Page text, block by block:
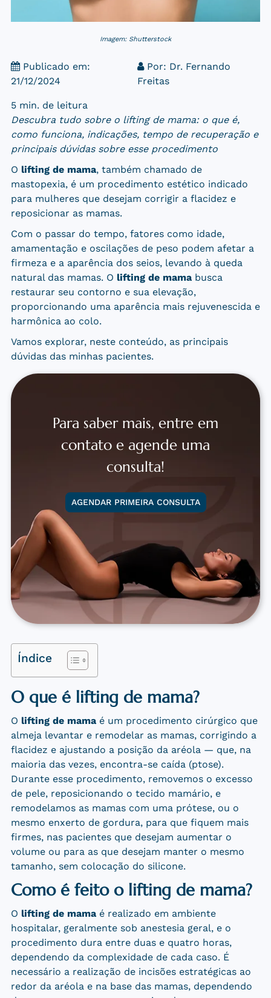
Imagem: Shutterstock
Publicado em:
21/12/2024
Por: Dr. Fernando
Freitas
5 min. de leitura
Descubra tudo sobre o lifting de mama: o que é,
como funciona, indicações, tempo de recuperação e
principais dúvidas sobre esse procedimento
O lifting de mama, também chamado de
mastopexia, é um procedimento estético indicado
para mulheres que desejam corrigir a flacidez e
reposicionar as mamas.
Com o passar do tempo, fatores como idade,
amamentação e oscilações de peso podem afetar a
firmeza e a aparência dos seios, levando à queda
natural das mamas. O lifting de mamabusca
restaurar seu contorno e sua elevação,
proporcionando uma aparência mais rejuvenescida e
harmônica ao colo.
Vamos explorar, neste conteúdo, as principais
dúvidas das minhas pacientes.
Para saber mais, entre em
contato e agende uma
consulta!
AGENDAR PRIMEIRA CONSULTA
Índice
O que é lifting de mama?
O lifting de mamaé um procedimento cirúrgico que
almeja levantar e remodelar as mamas, corrigindo a
flacidez e ajustando a posição da aréola — que, na
maioria das vezes, encontra-se caída (ptose).
Durante esse procedimento, removemos o excesso
de pele, reposicionando o tecido mamário, e
remodelamos as mamas com uma prótese, ou o
mesmo enxerto de gordura, para que fiquem mais
firmes, nas pacientes que desejam aumentar o
volume ou para as que desejam manter o mesmo
tamanho, sem colocação do silicone.
Como é feito o lifting de mama?
O lifting de mamaé realizado em ambiente
hospitalar, geralmente sob anestesia geral, e o
procedimento dura entre duas e quatro horas,
dependendo da complexidade de cada caso. É
necessário a realização de incisões estratégicas ao
redor da aréola e na base das mamas, dependendo